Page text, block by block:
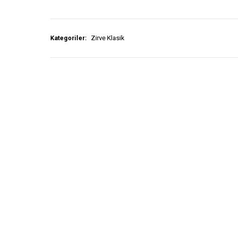
Kategoriler: Zirve Klasik